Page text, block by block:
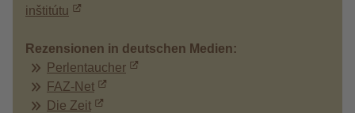
inštitútu
Rezensionen in deutschen Medien:
Perlentaucher
FAZ-Net
Die Zeit